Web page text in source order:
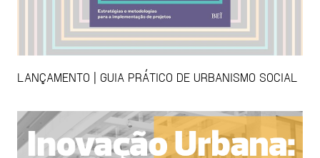
LANÇAMENTO | GUIA PRÁTICO DE URBANISMO SOCIAL